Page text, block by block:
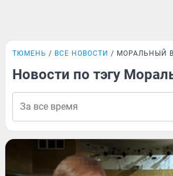
ТЮМЕНЬ ВСЕ НОВОСТИ МОРАЛЬНЫЙ
Новости по тэгу